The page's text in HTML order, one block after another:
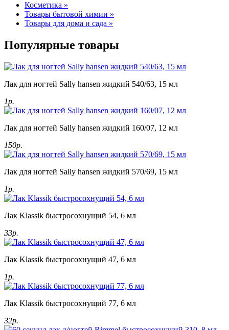
Косметика »
Товары бытовой химии »
Товары для дома и сада »
Популярные товары
Лак для ногтей Sally hansen жидкий 540/63, 15 мл
1р.
Лак для ногтей Sally hansen жидкий 160/07, 12 мл
150р.
Лак для ногтей Sally hansen жидкий 570/69, 15 мл
1р.
Лак Klassik быстросохнущий 54, 6 мл
33р.
Лак Klassik быстросохнущий 47, 6 мл
1р.
Лак Klassik быстросохнущий 77, 6 мл
32р.